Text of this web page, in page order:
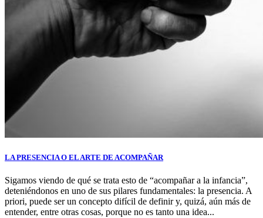
LA PRESENCIA O EL ARTE DE ACOMPAÑAR
Sigamos viendo de qué se trata esto de “acompañar a la infancia”,
deteniéndonos en uno de sus pilares fundamentales: la presencia. A
priori, puede ser un concepto difícil de definir y, quizá, aún más de
entender, entre otras cosas, porque no es tanto una idea...